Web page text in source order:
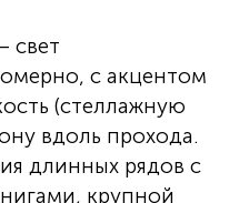
свет
с акцентом
(стеллажную
вдоль прохода.
длинных рядов с
крупной